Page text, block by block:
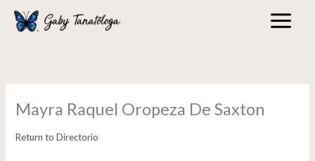
Mayra Raquel Oropeza De Saxton
Return to Directorio